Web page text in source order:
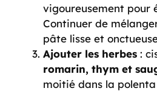
vigoureusement pour
Continuer de
pâte lisse et
Ajouter les herbes :
romarin, thym et
moitié dans la